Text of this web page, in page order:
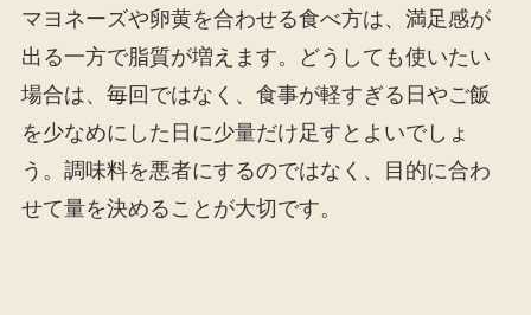
マヨネーズや卵黄を合わせる食べ方は、満足感が
出る一方で脂質が増えます。どうしても使いたい
場合は、毎回ではなく、食事が軽すぎる日やご飯
を少なめにした日に少量だけ足すとよいでしょ
う。調味料を悪者にするのではなく、目的に合わ
せて量を決めることが大切です。